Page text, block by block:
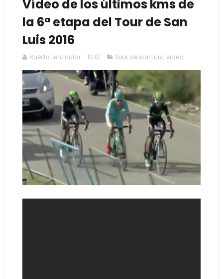
Vídeo de los últimos kms de
la 6ª etapa del Tour de San
Luis 2016
Rueda Lenticular 10:01 tour de san luis, video